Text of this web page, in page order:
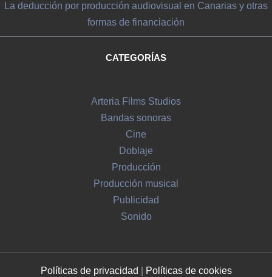
La deducción por producción audiovisual en Canarias y otras
formas de financiación
CATEGORÍAS
Arteria Films Studios
Bandas sonoras
Cine
Doblaje
Producción
Producción musical
Publicidad
Sonido
Políticas de privacidad Políticas de cookies